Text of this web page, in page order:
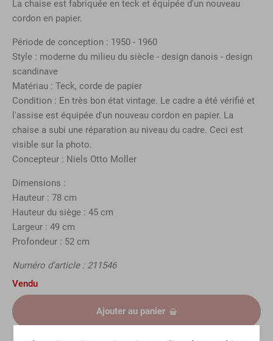
La chaise est fabriquée en teck et équipée d'un nouveau
cordon en papier.
Période de conception : 1950 - 1960
Style : moderne du milieu du siècle - design danois - design
scandinave
Matériau : Teck, corde de papier
Condition : En très bon état vintage. Le cadre a été vérifié et
l'assise est équipée d'un nouveau cordon en papier. La
chaise a subi une réparation au niveau du cadre. Ceci est
visible sur la photo.
Concepteur : Niels Otto Moller
Dimensions :
Hauteur : 78 cm
Hauteur du siège : 45 cm
Largeur : 49 cm
Profondeur : 52 cm
Numéro d'article : 211546
Vendu
Ajouter au panier